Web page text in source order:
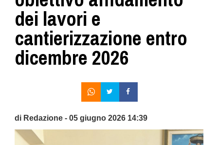
dei lavori e
cantierizzazione entro
dicembre 2026
di Redazione - 05 giugno 2026 14:39